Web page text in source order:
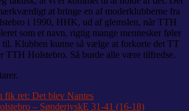
at bringe en af moderklubberne fra
i 1990, HHK, ud af glemslen, når TTH
som et navn, rigtig mange mennesker føler
Klubben kunne så vælge at forkorte det TT
TTH Holstebro. Så burde alle være tilfredse.
fik ret: Det blev Nantes
– SønderjyskE 31-41 (16-18)